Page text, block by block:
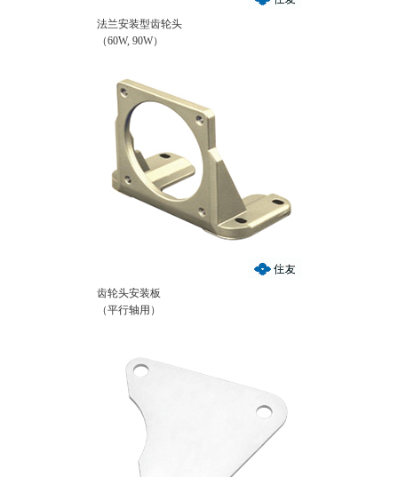
法兰安装型齿轮头
（60W, 90W）
齿轮头安装板
（平行轴用）